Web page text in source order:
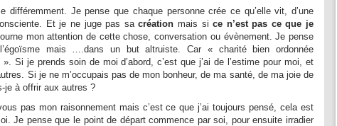
différemment. Je pense que chaque personne crée ce qu’elle vit, d’une
Et je ne juge pas sacréation mais sice n’est pas ce que je
mon attention de cette chose, conversation ou évènement. Je pense
mais ….dans un but altruiste. Car « charité bien ordonnée
Si je prends soin de moi d’abord, c’est que j’ai de l’estime pour moi, et
Si je ne m’occupais pas de mon bonheur, de ma santé, de ma joie de
je à offrir aux autres ?
pas mon raisonnement mais c’est ce que j’ai toujours pensé, cela est
Je pense que le point de départ commence par soi, pour ensuite irradier